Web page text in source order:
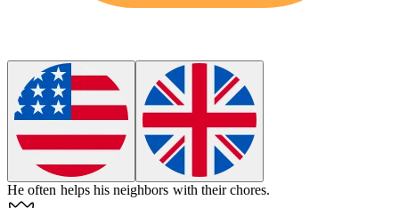
Heoften helps his neighbors with their chores.